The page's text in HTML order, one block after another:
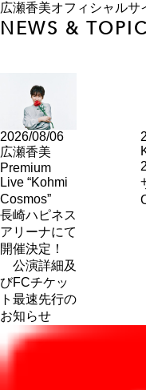
広瀬香美オフィシャルサ
NEWS &
2026/08/06
広瀬香美
Premium
Live “Kohmi
Cosmos”
長崎ハピネス
アリーナにて
開催決定！
公演詳細及
びFCチケッ
ト最速先行の
お知らせ